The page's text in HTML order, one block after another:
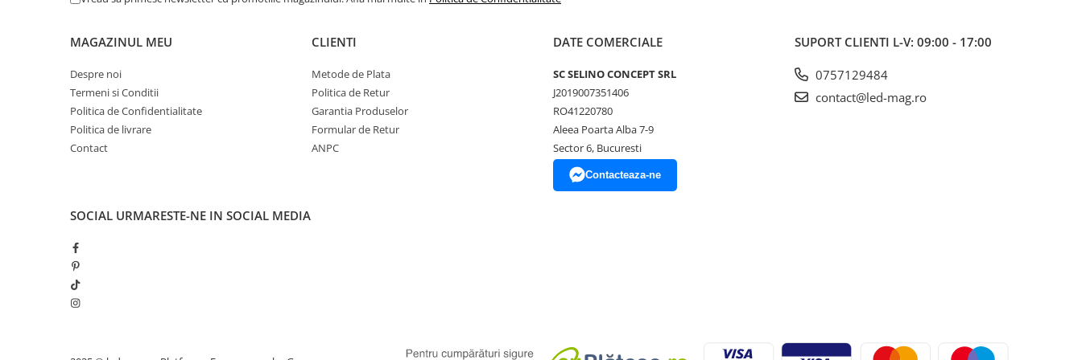
MAGAZINUL MEU
Despre noi
Termeni si Conditii
Politica de Confidentialitate
Politica de livrare
Contact
CLIENTI
Metode de Plata
Politica de Retur
Garantia Produselor
Formular de Retur
ANPC
DATE COMERCIALE
SC SELINO CONCEPT SRL
J2019007351406
RO41220780
Aleea Poarta Alba 7-9
Sector 6, Bucuresti
Contacteaza-ne
SUPORT CLIENTI L-V: 09:00 - 17:00
0757129484
contact@led-mag.ro
SOCIAL URMARESTE-NE IN SOCIAL MEDIA